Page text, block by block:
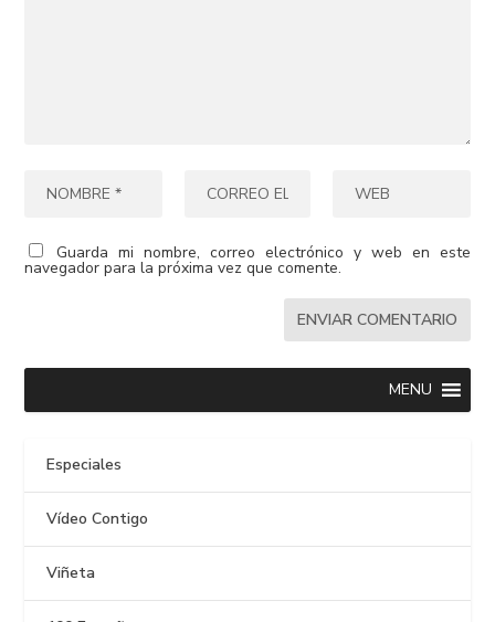
Guarda mi nombre, correo electrónico y web en este
navegador para la próxima vez que comente.
MENU
Especiales
Vídeo Contigo
Viñeta